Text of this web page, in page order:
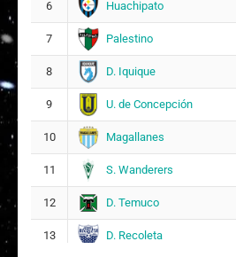
6 Huachipato
7 Palestino
8 D. Iquique
9 U. de Concepción
10 Magallanes
11 S. Wanderers
12 D. Temuco
13 D. Recoleta